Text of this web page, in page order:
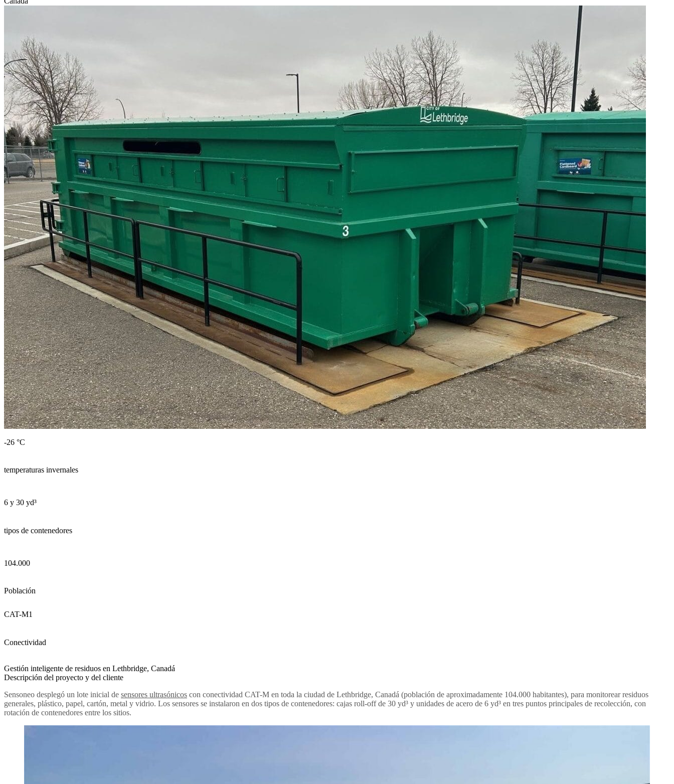
-26 °C
temperaturas invernales
6 y 30 yd³
tipos de contenedores
104.000
Población
CAT-M1
Conectividad
Gestión inteligente de residuos en Lethbridge, Canadá
Descripción del proyecto y del cliente
Sensoneo desplegó un lote inicial de sensores ultrasónicos con conectividad CAT-M en toda la ciudad de Lethbridge, Canadá (población de aproximadamente 104.000 habitantes), para monitorear residuos
generales, plástico, papel, cartón, metal y vidrio. Los sensores se instalaron en dos tipos de contenedores: cajas roll-off de 30 yd³ y unidades de acero de 6 yd³ en tres puntos principales de recolección, con
rotación de contenedores entre los sitios.